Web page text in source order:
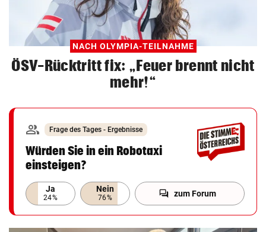
NACH OLYMPIA-TEILNAHME
ÖSV-Rücktritt fix: „Feuer brennt nicht
mehr!“
group Frage des Tages - Ergebnisse
Würden Sie in ein Robotaxi
einsteigen?
Ja
24%
Nein
76% forum zum Forum